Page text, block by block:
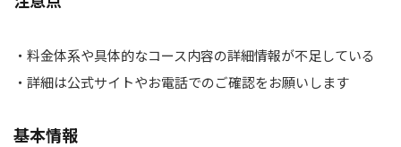
・料金体系や具体的なコース内容の詳細情報が不足している
・詳細は公式サイトやお電話でのご確認をお願いします
基本情報